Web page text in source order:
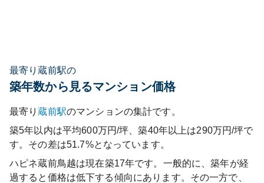
最寄り蔵前駅の
築年数から見るマンション価格
最寄り蔵前駅のマンションの集計です。
築5年以内は平均600万円/坪、築40年以上は290万円/坪で
す。その差は51.7%となっています。
ハピネ蔵前鳥越は現在築17年です。一般的に、築年が経
過すると価格は低下する傾向にあります。その一方で、